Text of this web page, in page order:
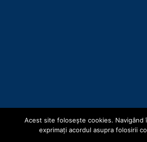
Copyright © Consiliul Județean
Acest site foloseşte cookies. Navigând
exprimaţi acordul asupra folosirii